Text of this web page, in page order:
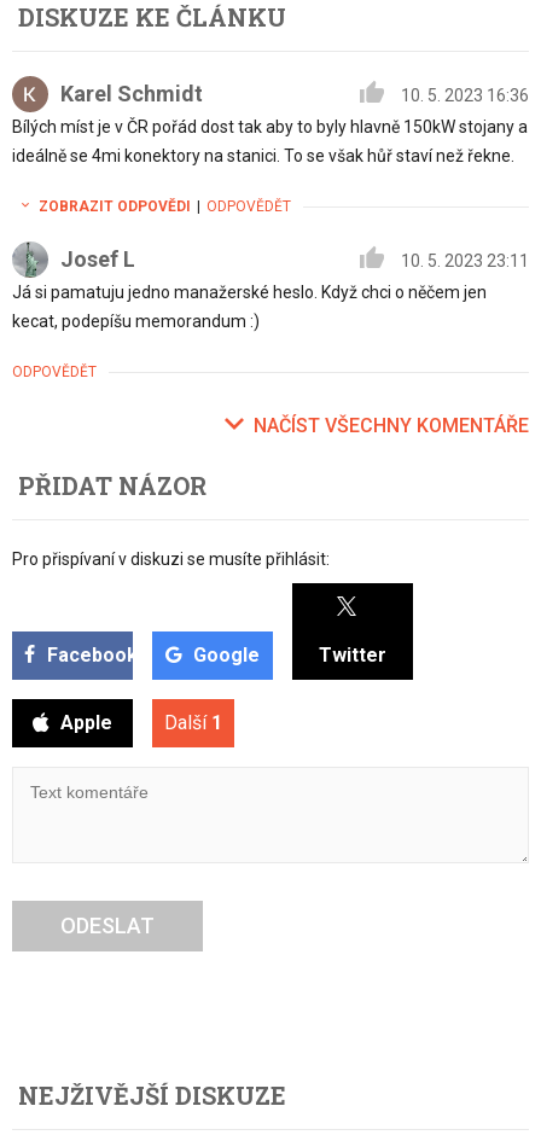
DISKUZE KE ČLÁNKU
Karel Schmidt
10. 5. 2023 16:36
Bílých míst je v ČR pořád dost tak aby to byly hlavně 150kW stojany a
ideálně se 4mi konektory na stanici. To se však hůř staví než řekne.
ZOBRAZIT ODPOVĚDI ODPOVĚDĚT
Josef L
10. 5. 2023 23:11
Já si pamatuju jedno manažerské heslo. Když chci o něčem jen
kecat, podepíšu memorandum :)
ODPOVĚDĚT
NAČÍST VŠECHNY KOMENTÁŘE
PŘIDAT NÁZOR
Pro přispívaní v diskuzi se musíte přihlásit:
Facebook Google Twitter
Apple Další 1
ODESLAT
NEJŽIVĚJŠÍ DISKUZE